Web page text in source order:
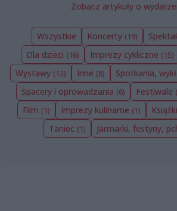
Zobacz artykuły o
Wszystkie Koncerty (19)
Dla dzieci (16) Imprezy cykliczne (15)
Wystawy (12) Inne (8) Spotkania,
Spacery i oprowadzania (6) Festiwale
Film (1) Imprezy kulinarne (1) Książki
Taniec (1) Jarmarki, festyny,